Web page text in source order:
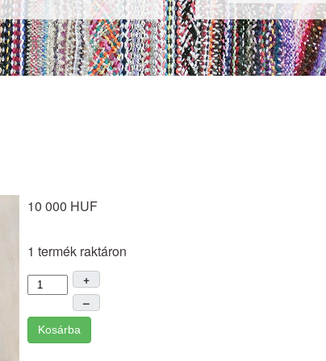
10 000 HUF
1 termék raktáron
+
–
Kosárba